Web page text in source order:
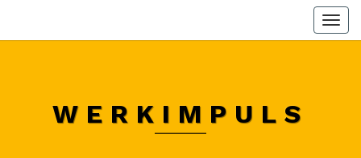
WERKIMPULS